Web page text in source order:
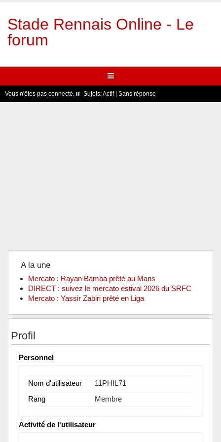
Stade Rennais Online - Le
forum
Vous n'êtes pas connecté. Sujets:Actif| Sans réponse
A la une
Mercato : Rayan Bamba prêté au Mans
DIRECT : suivez le mercato estival 2026 du SRFC
Mercato : Yassir Zabiri prêté en Liga
Profil
Personnel
Nom d'utilisateur
11PHIL71
Rang
Membre
Activité de l'utilisateur